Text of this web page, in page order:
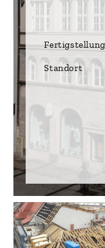
Fertigstellung
Standort